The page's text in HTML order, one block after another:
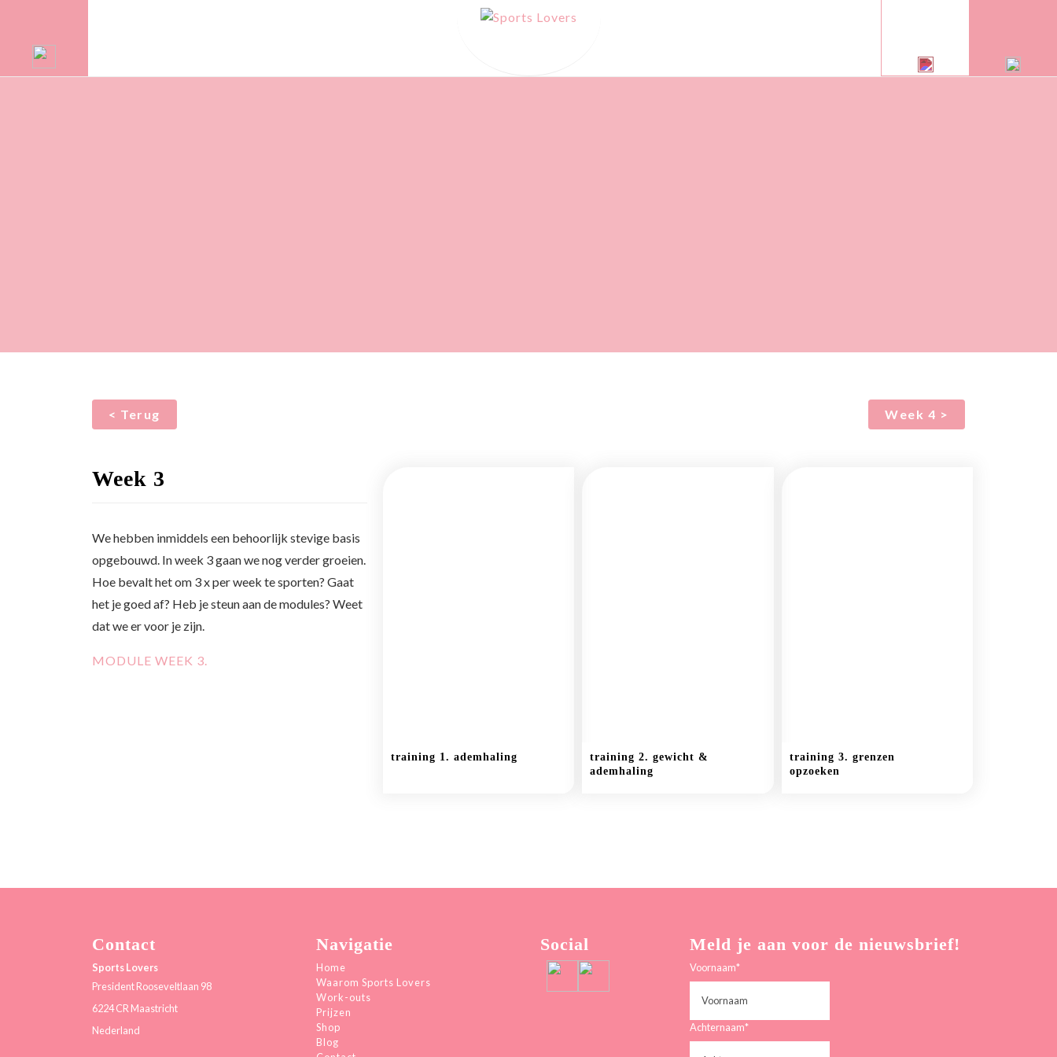
< Terug Week 4 >
Week 3
We hebben inmiddels een behoorlijk stevige basis
opgebouwd. In week 3 gaan we nog verder groeien.
Hoe bevalt het om 3 x per week te sporten? Gaat
het je goed af? Heb je steun aan de modules? Weet
dat we er voor je zijn.
MODULE WEEK 3.
training 1. ademhaling
training 2. gewicht &
ademhaling
training 3. grenzen
opzoeken
Contact
Sports Lovers
President Rooseveltlaan 98
6224 CR Maastricht
Nederland
Navigatie
Home
Waarom Sports Lovers
Work-outs
Prijzen
Shop
Blog
Social Meld je aan voor de nieuwsbrief!
Voornaam*
Achternaam*